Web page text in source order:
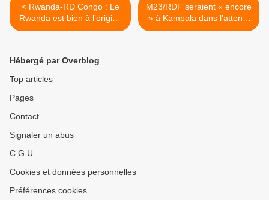
< Rwanda-RD Congo : Le
Rwanda est bien à l’origine
des problèmes du Congo
M23/RDF seraient « encore
» à Kampala dans l’attente
du « coup de sifflet final »
Hébergé par Overblog
Top articles
Pages
Contact
Signaler un abus
C.G.U.
Cookies et données personnelles
Préférences cookies